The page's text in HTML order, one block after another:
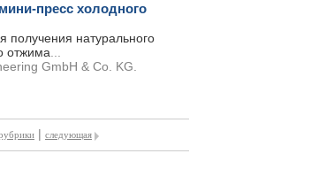
пресс холодного
натурального
отжима
GmbH & Co. KG.
| следующая